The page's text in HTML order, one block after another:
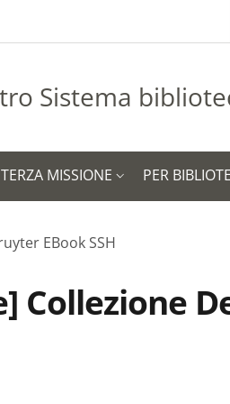
Sistema
TERZA MISSIONE PER
EBook SSH
Collezione